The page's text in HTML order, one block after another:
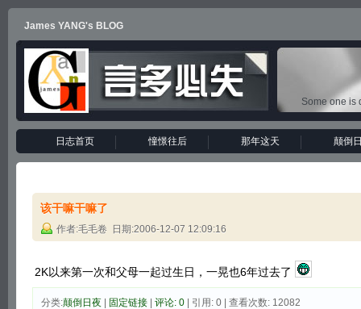
James YANG's BLOG
Some one is
日志首页 憧憬往后 那年这天 颠倒
该干嘛干嘛了
作者:毛毛卷 日期:2006-12-07 12:09:16
2K以来第一次和父母一起过生日，一晃也6年过去了
分类:颠倒日夜 固定链接 评论: 0 | 引用: 0 | 查看次数: 12082